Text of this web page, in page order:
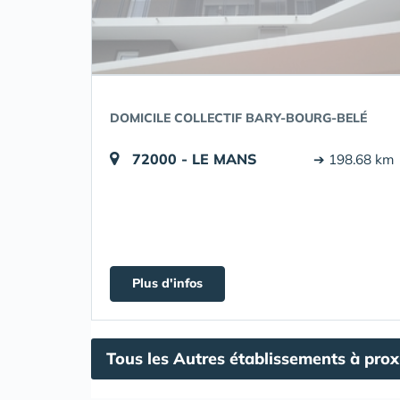
DOMICILE COLLECTIF BARY-BOURG-BELÉ
72000 - LE MANS ➔ 198.68 km
Plus d'infos
Tous les Autres établissements à